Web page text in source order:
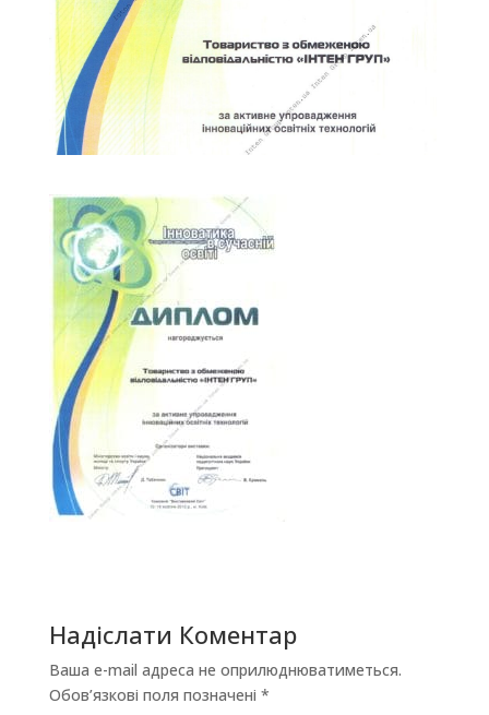
Надіслати Коментар
Ваша e-mail адреса не оприлюднюватиметься.
Обов’язкові поля позначені *